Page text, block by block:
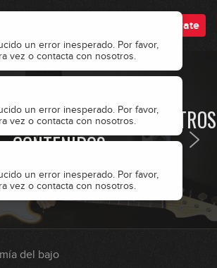
un error inesperado. Por favor,
vez o contacta con nosotros.
un error inesperado. Por favor,
vez o contacta con nosotros.
un error inesperado. Por favor,
vez o contacta con nosotros.
Regístrate
ACCEDE A TODOS NUESTROS
CONTENIDOS
Accede Regístrate
del bajo